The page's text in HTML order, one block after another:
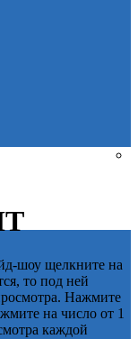
шоу щелкните на
то под ней
Нажмите
на число от 1
каждой